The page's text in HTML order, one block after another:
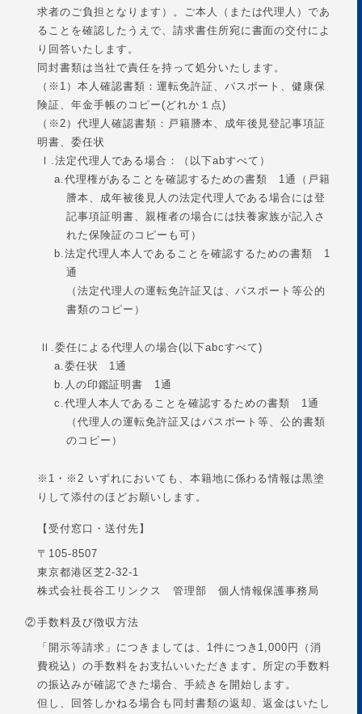
求者のご負担となります）。ご本人（または代理人）であ
ることを確認したうえで、請求書住所宛に書面の交付によ
り回答いたします。
同封書類は当社で責任を持って処分いたします。
（※1）本人確認書類：運転免許証、パスポート、健康保
険証、年金手帳のコピー(どれか１点)
（※2）代理人確認書類：戸籍謄本、成年後見登記事項証
明書、委任状
Ⅰ. 法定代理人である場合：（以下abすべて）
a. 代理権があることを確認するための書類 1通（戸籍
謄本、成年被後見人の法定代理人である場合には登
記事項証明書、親権者の場合には扶養家族が記入さ
れた保険証のコピーも可）
b. 法定代理人本人であることを確認するための書類 1
通
（法定代理人の運転免許証又は、パスポート等公的
書類のコピー）
Ⅱ. 委任による代理人の場合(以下abcすべて)
a. 委任状 1通
b. 人の印鑑証明書 1通
c. 代理人本人であることを確認するための書類 1通
（代理人の運転免許証又はパスポート等、公的書類
のコピー）
※1・※2 いずれにおいても、本籍地に係わる情報は黒塗
りして添付のほどお願いします。
【受付窓口・送付先】
〒105-8507
東京都港区芝2-32-1
株式会社長谷工リンクス 管理部 個人情報保護事務局
②手数料及び徴収方法
「開示等請求」につきましては、1件につき1,000円（消
費税込）の手数料をお支払いいただきます。所定の手数料
の振込みが確認できた場合、手続きを開始します。
但し、回答しかねる場合も同封書類の返却、返金はいたし